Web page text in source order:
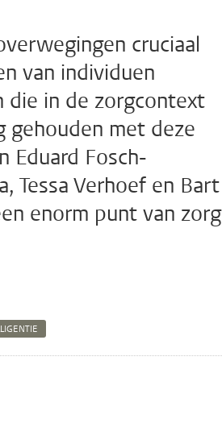
cruciaal
van individuen
die in de zorgcontext
met deze
Eduard Fosch-
Tessa Verhoef en Bart
enorm punt van zorg